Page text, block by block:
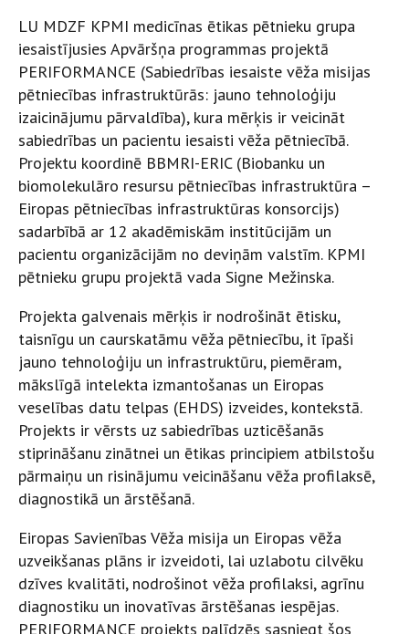
LU MDZF KPMI medicīnas ētikas pētnieku grupa
iesaistījusies Apvāršņa programmas projektā
PERIFORMANCE (Sabiedrības iesaiste vēža misijas
pētniecības infrastruktūrās: jauno tehnoloģiju
izaicinājumu pārvaldība), kura mērķis ir veicināt
sabiedrības un pacientu iesaisti vēža pētniecībā.
Projektu koordinē BBMRI-ERIC (Biobanku un
biomolekulāro resursu pētniecības infrastruktūra –
Eiropas pētniecības infrastruktūras konsorcijs)
sadarbībā ar 12 akadēmiskām institūcijām un
pacientu organizācijām no deviņām valstīm. KPMI
pētnieku grupu projektā vada Signe Mežinska.
Projekta galvenais mērķis ir nodrošināt ētisku,
taisnīgu un caurskatāmu vēža pētniecību, it īpaši
jauno tehnoloģiju un infrastruktūru, piemēram,
mākslīgā intelekta izmantošanas un Eiropas
veselības datu telpas (EHDS) izveides, kontekstā.
Projekts ir vērsts uz sabiedrības uzticēšanās
stiprināšanu zinātnei un ētikas principiem atbilstošu
pārmaiņu un risinājumu veicināšanu vēža profilaksē,
diagnostikā un ārstēšanā.
Eiropas Savienības Vēža misija un Eiropas vēža
uzveikšanas plāns ir izveidoti, lai uzlabotu cilvēku
dzīves kvalitāti, nodrošinot vēža profilaksi, agrīnu
diagnostiku un inovatīvas ārstēšanas iespējas.
PERIFORMANCE projekts palīdzēs sasniegt šos